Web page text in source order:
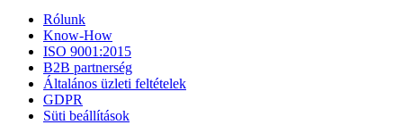
Rólunk
Know-How
ISO 9001:2015
B2B partnerség
Általános üzleti feltételek
GDPR
Süti beállítások